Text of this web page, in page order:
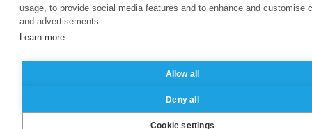
usage, to provide social media features and to enhance and customise
and advertisements.
Learn more
Allow all
Deny all
Cookie settings